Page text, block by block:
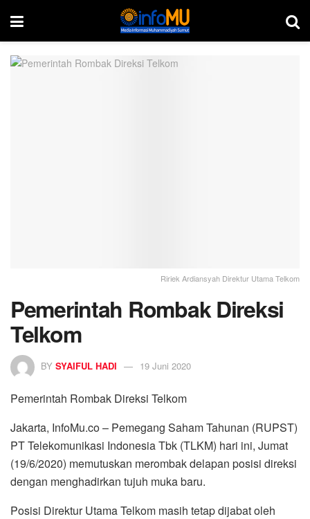
Ririek Ardiansyah Direktur Utama Telkom
Pemerintah Rombak Direksi
Telkom
BY SYAIFUL HADI 19 Juni 2020
Pemerintah Rombak Direksi Telkom
Jakarta, InfoMu.co – Pemegang Saham Tahunan (RUPST)
PT Telekomunikasi Indonesia Tbk (TLKM) hari ini, Jumat
(19/6/2020) memutuskan merombak delapan posisi direksi
dengan menghadirkan tujuh muka baru.
Posisi Direktur Utama Telkom masih tetap dijabat oleh